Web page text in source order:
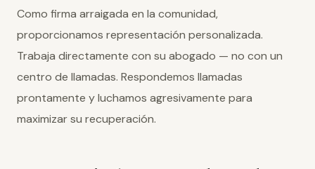
Como firma arraigada en la comunidad,
proporcionamos representación personalizada.
Trabaja directamente con su abogado — no con un
centro de llamadas. Respondemos llamadas
prontamente y luchamos agresivamente para
maximizar su recuperación.